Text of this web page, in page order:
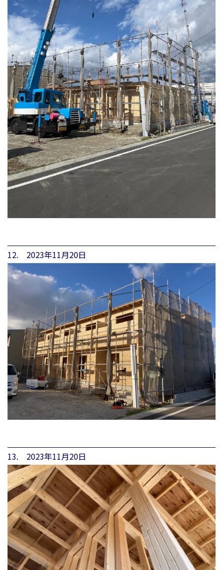
12. 2023年11月20日
13. 2023年11月20日